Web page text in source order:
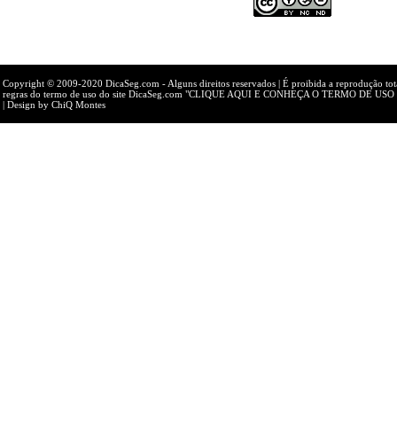
Copyright © 2009-2020 DicaSeg.com - Alguns direitos reservados | É proibida a reprodução
regras do termo de uso do site DicaSeg.com "CLIQUE AQUI E CONHEÇA O TERMO DE
| Design by ChiQ Montes